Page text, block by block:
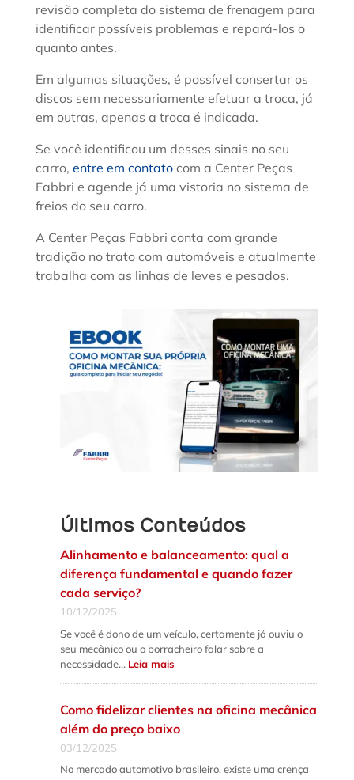
revisão completa do sistema de frenagem para
identificar possíveis problemas e repará-los o
quanto antes.
Em algumas situações, é possível consertar os
discos sem necessariamente efetuar a troca, já
em outras, apenas a troca é indicada.
Se você identificou um desses sinais no seu
carro, entre em contatocom a Center Peças
Fabbri e agende já uma vistoria no sistema de
freios do seu carro.
A Center Peças Fabbri conta com grande
tradição no trato com automóveis e atualmente
trabalha com as linhas de leves e pesados.
Últimos Conteúdos
Alinhamento e balanceamento: qual a
diferença fundamental e quando fazer
cada serviço?
10/12/2025
Se você é dono de um veículo, certamente já ouviu o
seu mecânico ou o borracheiro falar sobre a
necessidade… Leia mais:
Alinhamento
e
a
fundamental
fazer
cada
Como fidelizar clientes na oficina mecânica
além do preço baixo
03/12/2025
No mercado automotivo brasileiro, existe uma crença